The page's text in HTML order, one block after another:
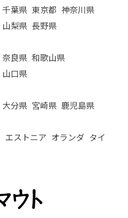
千葉県 東京都 神奈川県
山梨県 長野県
奈良県 和歌山県
山口県
大分県 宮崎県 鹿児島県
エストニア オランダ タイ